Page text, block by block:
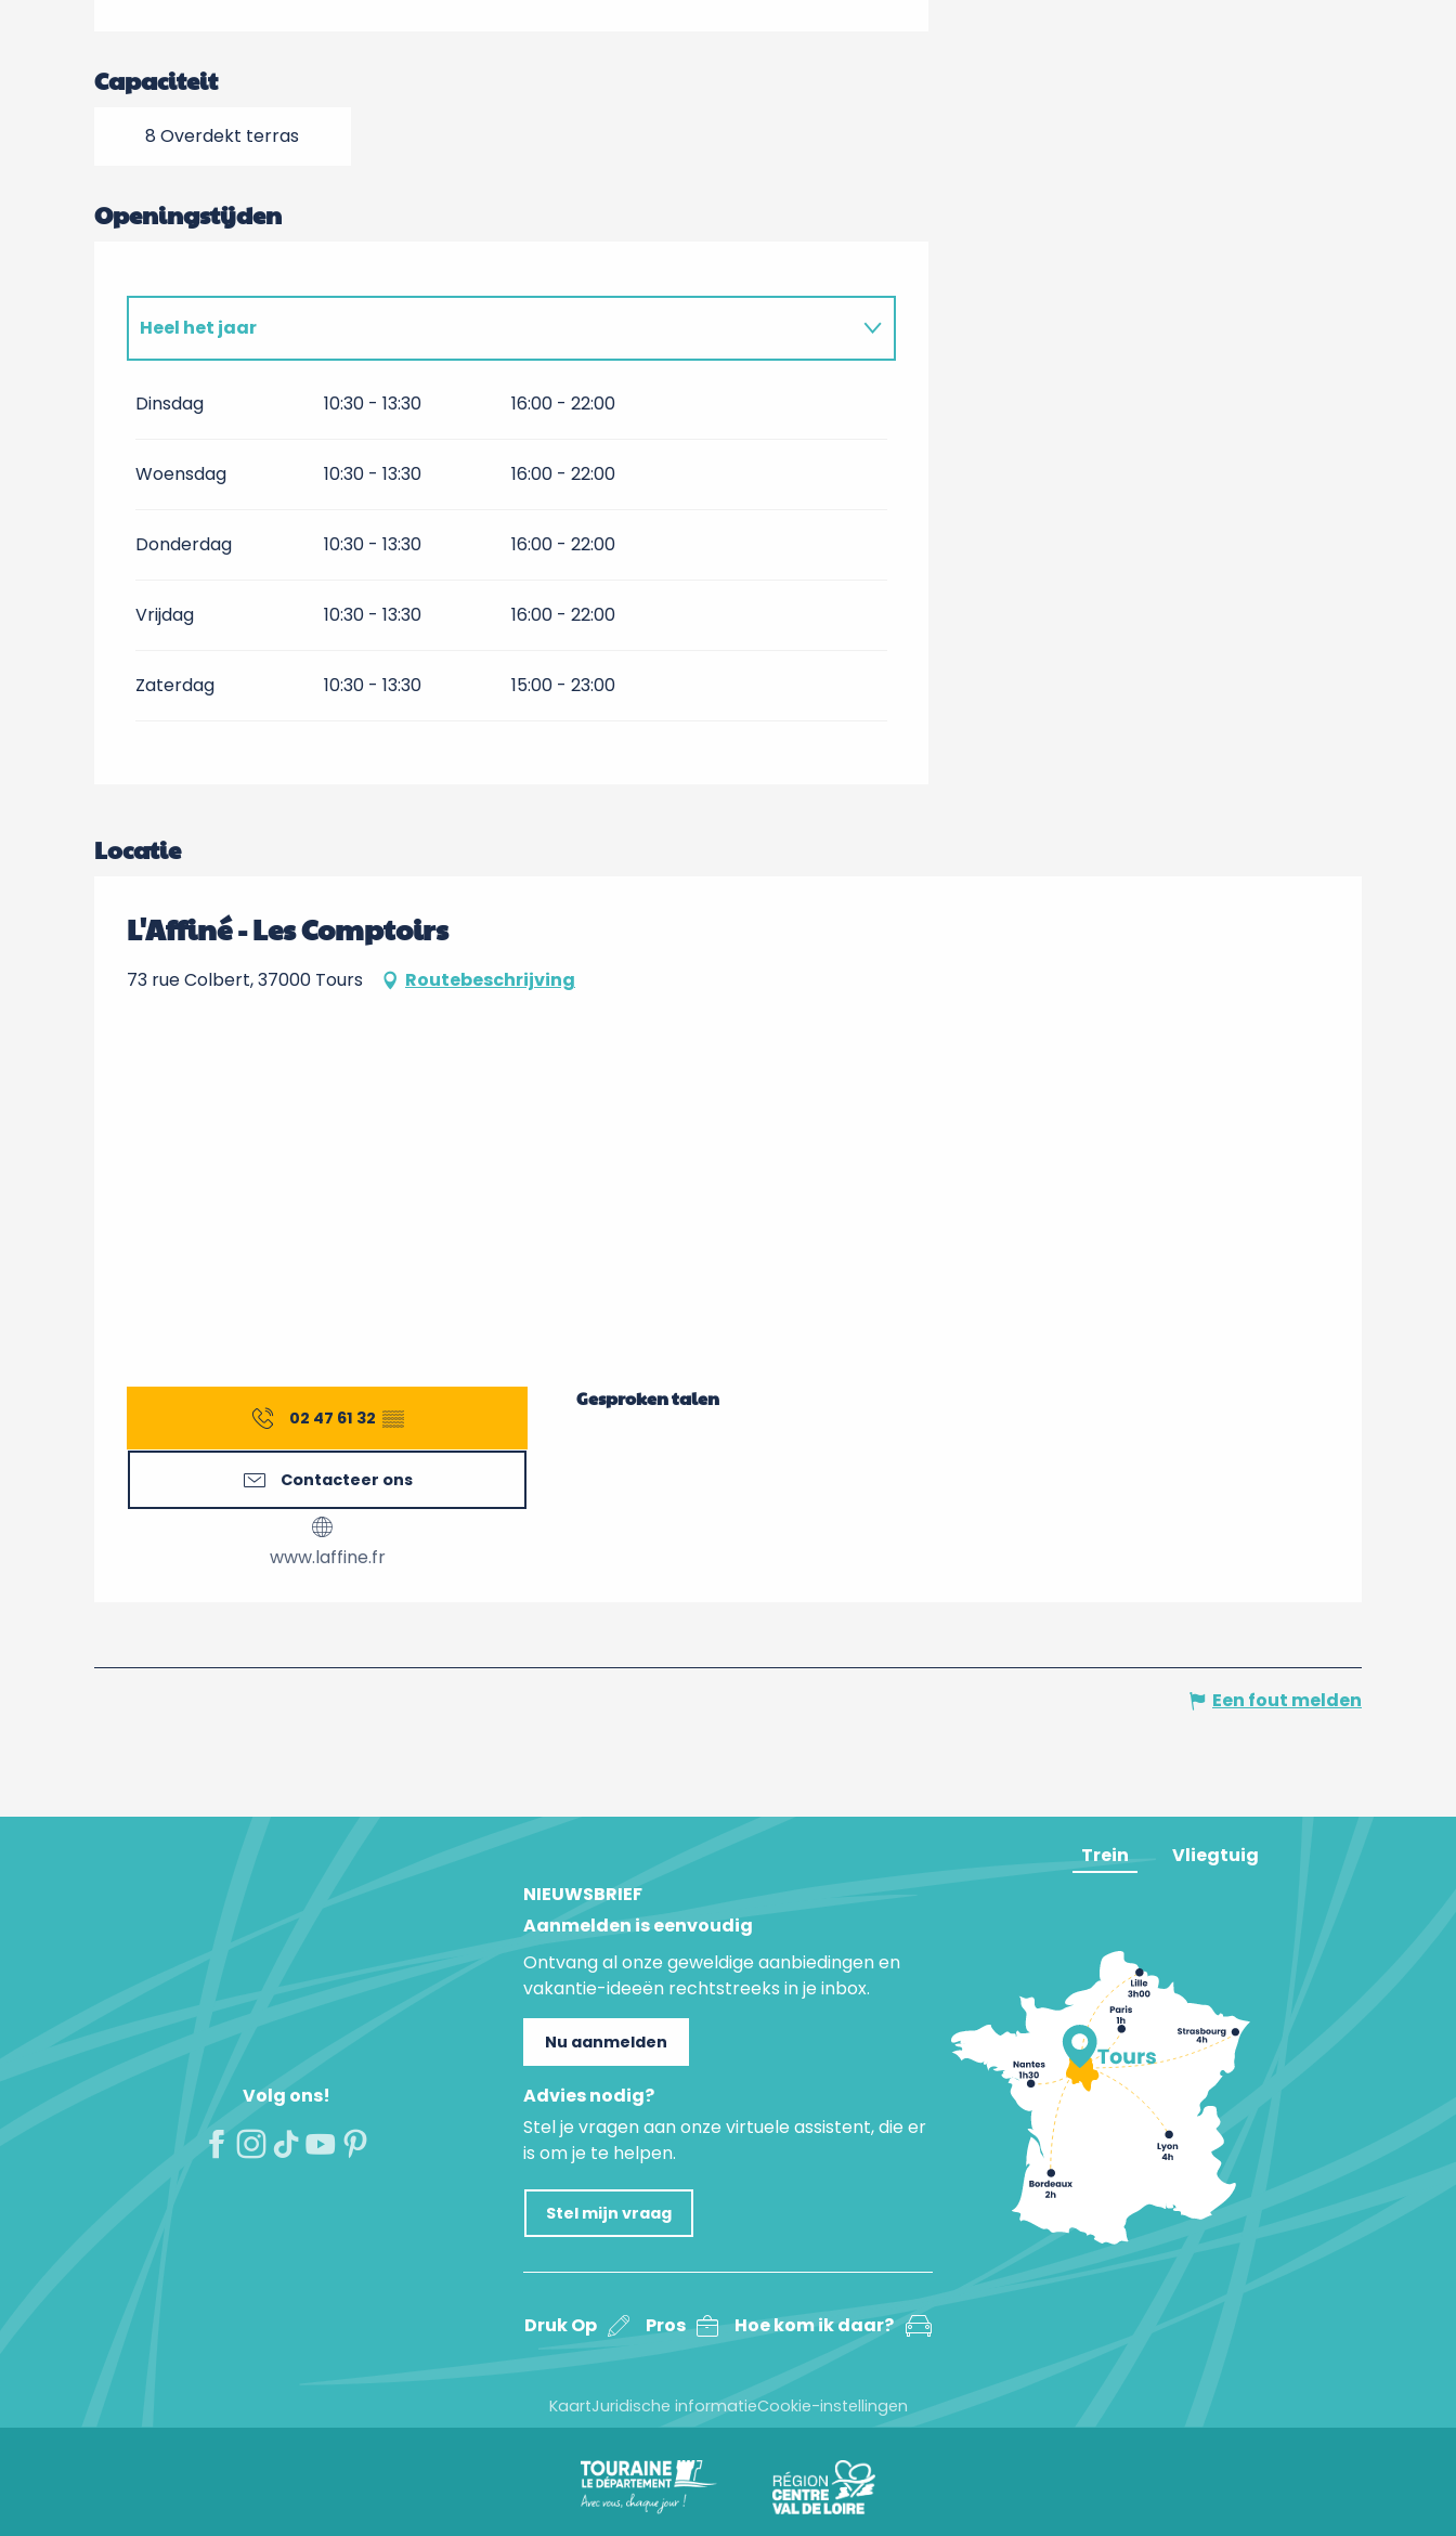
Capaciteit
8 Overdekt terras
Openingstijden
Heel het jaar
Heel het jaar 2027
Dinsdag 10:30 - 13:30 16:00 - 22:00
Woensdag 10:30 - 13:30 16:00 - 22:00
Donderdag 10:30 - 13:30 16:00 - 22:00
Vrijdag 10:30 - 13:30 16:00 - 22:00
Zaterdag 10:30 - 13:30 15:00 - 23:00
Locatie
L'Affiné - Les Comptoirs
73 rue Colbert, 37000 Tours Routebeschrijving
02 47 61 32 ▒▒
Contacteer ons
www.laffine.fr
Gesproken talen
Gesproken talen
Een fout melden
Volg ons!
NIEUWSBRIEF
Aanmelden is eenvoudig
Ontvang al onze geweldige aanbiedingen en
vakantie-ideeën rechtstreeks in je inbox.
Nu aanmelden
Advies nodig?
Stel je vragen aan onze virtuele assistent, die er
is om je te helpen.
Stel mijn vraag
Druk Op Pros Hoe kom ik daar?
Trein Vliegtuig
KaartJuridische informatieCookie-instellingen